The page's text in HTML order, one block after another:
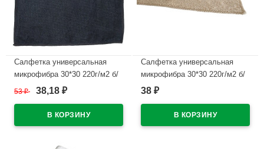
Салфетка универсальная
микрофибра 30*30 220г/м2 б/
уп черная арт.55-0305
53₽ 38,18 ₽
Салфетка универсальная
микрофибра 30*30 220г/м2 б/
уп бежевая арт.55-0323
38 ₽